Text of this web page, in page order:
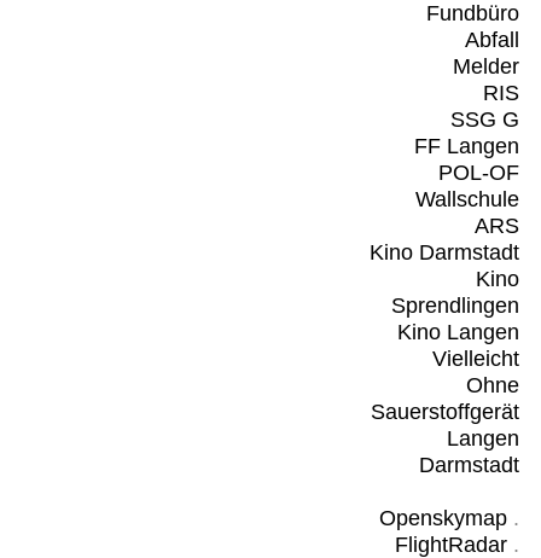
Fundbüro
Abfall
Melder
RIS
SSG G
FF Langen
POL-OF
Wallschule
ARS
Kino Darmstadt
Kino
Sprendlingen
Kino Langen
Vielleicht
Ohne
Sauerstoffgerät
Langen
Darmstadt
Openskymap.
FlightRadar.